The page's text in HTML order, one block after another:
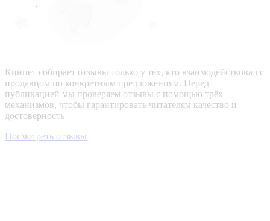
Кинпет собирает отзывы только у тех, кто взаимодействовал с
продавцом по конкретным предложениям. Перед
публикацией мы проверяем отзывы с помощью трёх
механизмов, чтобы гарантировать читателям качество и
достоверность
Посмотреть отзывы